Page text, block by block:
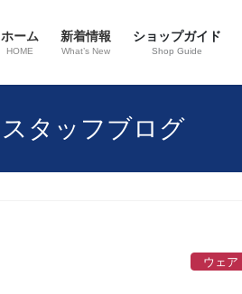
ホーム
HOME
新着情報
What’s New
ショップガイド
Shop Guide
スタッフブログ
ウェア